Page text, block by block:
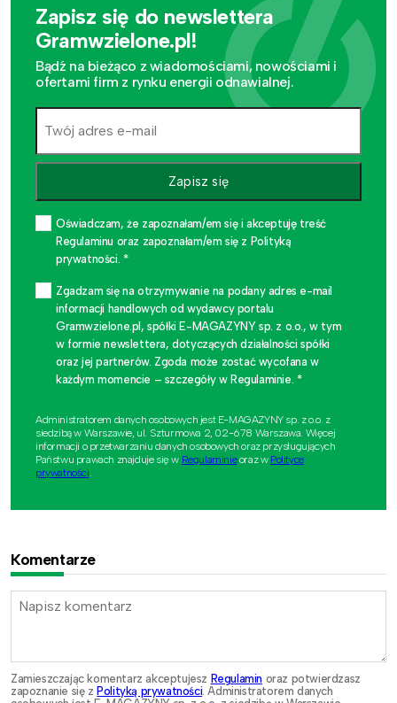
Zapisz się do newslettera
Gramwzielone.pl!
Bądź na bieżąco z wiadomościami, nowościami i
ofertami firm z rynku energii odnawialnej.
Zapisz się
Oświadczam, że zapoznałam/em się i akceptuję treść
Regulaminu oraz zapoznałam/em się z Polityką
prywatności. *
Zgadzam się na otrzymywanie na podany adres e-mail
informacji handlowych od wydawcy portalu
Gramwzielone.pl, spółki E-MAGAZYNY sp. z o.o., w tym
w formie newslettera, dotyczących działalności spółki
oraz jej partnerów. Zgoda może zostać wycofana w
każdym momencie – szczegóły w Regulaminie. *
Administratorem danych osobowych jest E-MAGAZYNY sp. z o.o. z
siedzibą w Warszawie, ul. Szturmowa 2, 02-678 Warszawa. Więcej
informacji o przetwarzaniu danych osobowych oraz przysługujących
Państwu prawach znajduje się w Regulaminieoraz w Polityce
prywatności.
Komentarze
Zamieszczając komentarz akceptujesz Regulamin oraz potwierdzasz
zapoznanie się zPolityką prywatności . Administratorem danych